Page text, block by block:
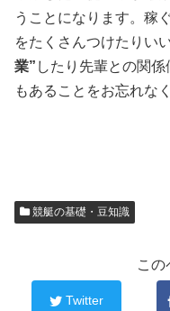
うことになります。稼
をたくさんつけたりい
業” したり先輩との関
もあることをお忘れなく
競艇の基礎・豆知識
この
Twitter